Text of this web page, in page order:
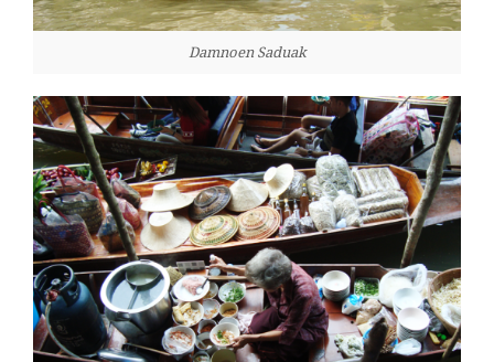
Damnoen Saduak